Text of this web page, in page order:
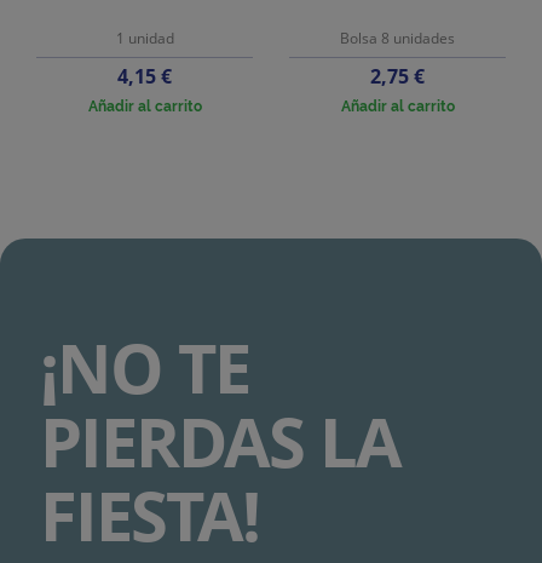
1 unidad
Precio
4,15 €
Añadir al carrito
Bolsa 8 unidades
Precio
2,75 €
Añadir al carrito
¡NO TE
PIERDAS LA
FIESTA!